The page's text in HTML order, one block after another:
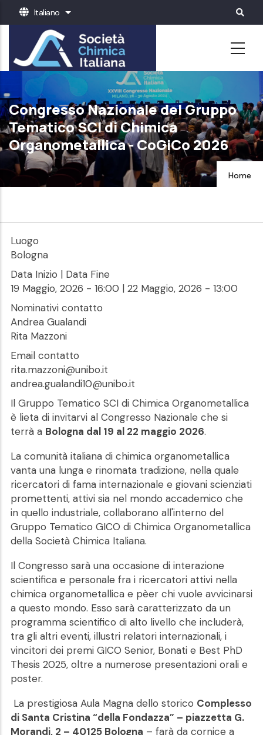
Salta
contenuto
principale
Italiano Mostra ulteriori azioni
Congresso Nazionale del Gruppo
Tematico SCI di Chimica
Organometallica - CoGiCo 2026
Home
Luogo
Bologna
Data Inizio | Data Fine
19 Maggio, 2026 - 16:00 | 22 Maggio, 2026 - 13:00
Nominativi contatto
Andrea Gualandi
Rita Mazzoni
Email contatto
rita.mazzoni@unibo.it
andrea.gualandi10@unibo.it
Il Gruppo Tematico SCI di Chimica Organometallica
è lieta di invitarvi al Congresso Nazionale che si
terrà a Bologna dal 19 al 22 maggio 2026.
La comunità italiana di chimica organometallica
vanta una lunga e rinomata tradizione, nella quale
ricercatori di fama internazionale e giovani scienziati
promettenti, attivi sia nel mondo accademico che
in quello industriale, collaborano all'interno del
Gruppo Tematico GICO di Chimica Organometallica
della Società Chimica Italiana.
Il Congresso sarà una occasione di interazione
scientifica e personale fra i ricercatori attivi nella
chimica organometallica e pèer chi vuole avvicinarsi
a questo mondo. Esso sarà caratterizzato da un
programma scientifico di alto livello che includerà,
tra gli altri eventi, illustri relatori internazionali, i
vincitori dei premi GICO Senior, Bonati e Best PhD
Thesis 2025, oltre a numerose presentazioni orali e
poster.
La prestigiosa Aula Magna dello storico Complesso
di Santa Cristina “della Fondazza” – piazzetta G.
Morandi, 2 – 40125 Bologna – farà da cornice a